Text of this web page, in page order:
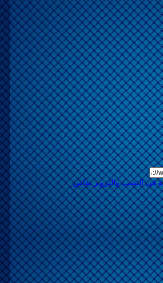
في النصب والتزوير بفاس